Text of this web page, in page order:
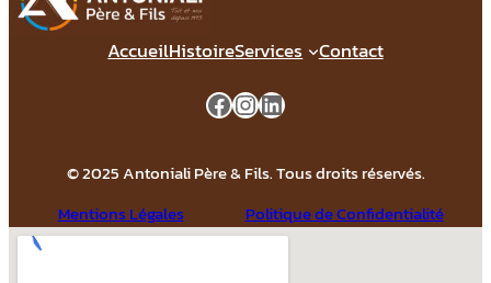
AccueilHistoireServices Contact
Facebook InstagramLinkedIn
© 2025 Antoniali Père & Fils. Tous droits réservés.
Mentions Légales
Politique de Confidentialité